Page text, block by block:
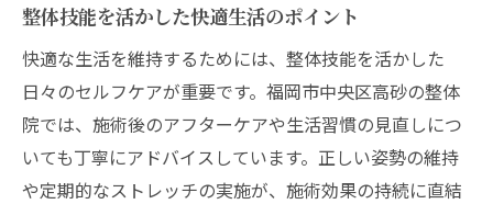
整体技能を活かした快適生活のポイント
快適な生活を維持するためには、整体技能を活かした
日々のセルフケアが重要です。福岡市中央区高砂の整体
院では、施術後のアフターケアや生活習慣の見直しにつ
いても丁寧にアドバイスしています。正しい姿勢の維持
や定期的なストレッチの実施が、施術効果の持続に直結